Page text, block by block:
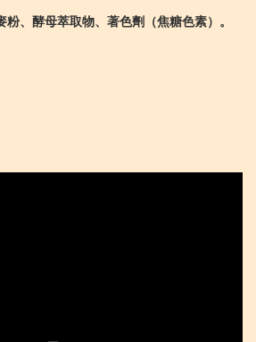
、酵母萃取物、著色劑（焦糖色素）。